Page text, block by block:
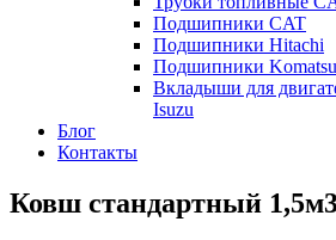
Подшипники CAT
Подшипники Hitachi
Подшипники Komatsu
Вкладыши для
Isuzu
Блог
Контакты
Ковш стандартный